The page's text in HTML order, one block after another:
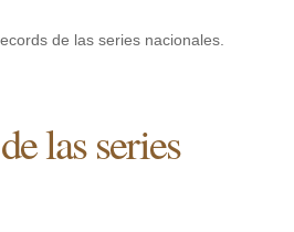
de las series nacionales.
las series